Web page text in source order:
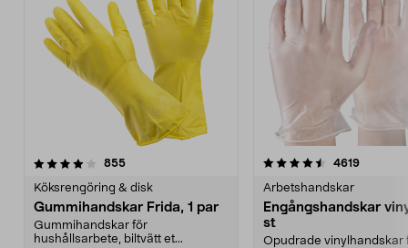
855recensioner
Köksrengöring & disk
Gummihandskar Frida, 1 par
Gummihandskar för
hushållsarbete, biltvätt et...
4.5 av 5 stjärnor 4619
Arbetshandskar
Engångshandskar
st
Opudrade vinylhandskar
4.0 av 5 stjärnor